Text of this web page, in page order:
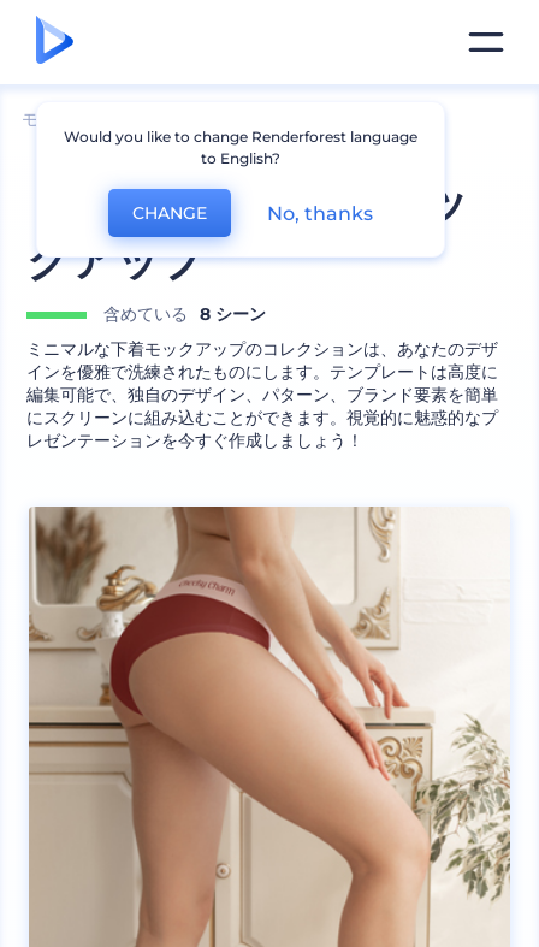
モックアップ
ミニマルな下着のモッ
クアップ
含めている
8 シーン
ミニマルな下着モックアップのコレクションは、あなたのデザ
インを優雅で洗練されたものにします。テンプレートは高度に
編集可能で、独自のデザイン、パターン、ブランド要素を簡単
にスクリーンに組み込むことができます。視覚的に魅惑的なプ
レゼンテーションを今すぐ作成しましょう！
Would you like to change Renderforest language
to English?
CHANGE No, thanks